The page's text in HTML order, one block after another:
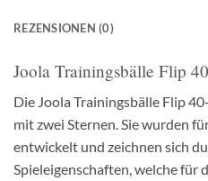
REZENSIONEN (0)
Joola Trainingsbälle Flip
Die Joola Trainingsbälle Flip
mit zwei Sternen. Sie wurden
entwickelt und zeichnen sich
Spieleigenschaften, welche für